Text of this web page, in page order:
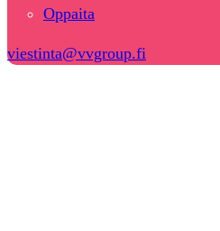
Oppaita
viestinta@vvgroup.fi